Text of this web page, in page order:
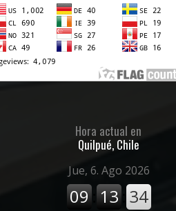
Hora actual en
Quilpué, Chile